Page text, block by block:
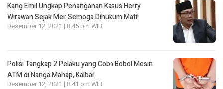
Kang Emil Ungkap Penanganan Kasus Herry
Wirawan Sejak Mei: Semoga Dihukum Mati!
Desember 12, 2021 | 8:45 pm WIB
Polisi Tangkap 2 Pelaku yang Coba Bobol Mesin
ATM di Nanga Mahap, Kalbar
Desember 12, 2021 | 8:41 pm WIB